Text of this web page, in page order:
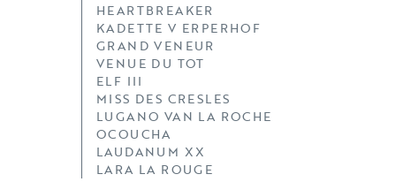
HEARTBREAKER
KADETTE V ERPERHOF
GRAND VENEUR
VENUE DU TOT
ELF III
MISS DES CRESLES
LUGANO VAN LA ROCHE
OCOUCHA
LAUDANUM XX
LARA LA ROUGE